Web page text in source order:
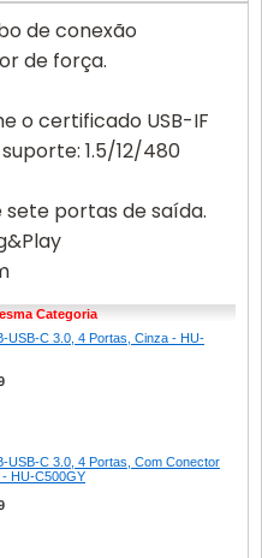
de conexão
de força.
o certificado USB-IF
1.5/12/480
portas de saída.
Categoria
USB-C 3.0, 4 Portas, Cinza - HU-
USB-C 3.0, 4 Portas, Com Conector
HU-C500GY